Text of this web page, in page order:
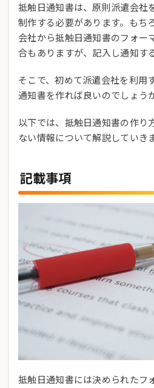
抵触日通知書は、原則派遣会社
制作する必要があります。もち
会社から抵触日通知書のフォー
合もありますが、記入し通知す
そこで、初めて派遣会社を利用
通知書を作れば良いのでしょう
以下では、抵触日通知書の作り
ない情報について解説していき
記載事項
抵触日通知書には決められたフ